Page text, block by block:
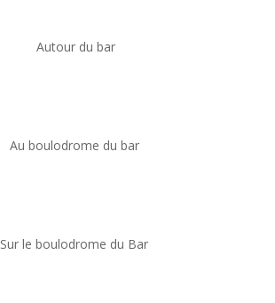
Autour du bar
Au boulodrome du bar
Sur le boulodrome du Bar